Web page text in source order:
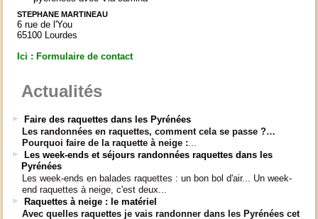
STEPHANE MARTINEAU
6 rue de l'You
65100 Lourdes
Ici : Formulaire de contact
Actualités
Faire des raquettes dans les Pyrénées
Les randonnées en raquettes, comment cela se passe ?…
Pourquoi faire de la raquette à neige :...
Les week-ends et séjours randonnées raquettes dans les
Pyrénées
Les week-ends en balades raquettes : un bon bol d'air... Un week-
end raquettes à neige, c'est deux...
Raquettes à neige : le matériel
Avec quelles raquettes je vais randonner dans les Pyrénées cet